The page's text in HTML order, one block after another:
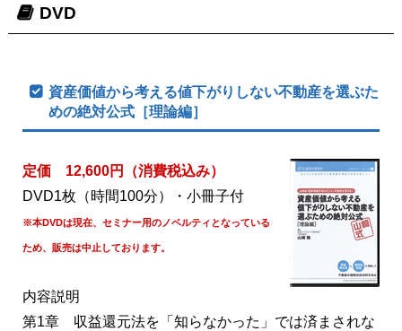
DVD
資産価値から考える値下がりしない不動産を選ぶた
めの絶対公式［理論編］
定価 12,600円（消費税込み）
DVD1枚（時間100分）・小冊子付
※本DVDは現在、セミナー用のノベルティとなっている
ため、販売は中止しております。
内容説明
第1章 収益還元法を「知らなかった」では済まされな